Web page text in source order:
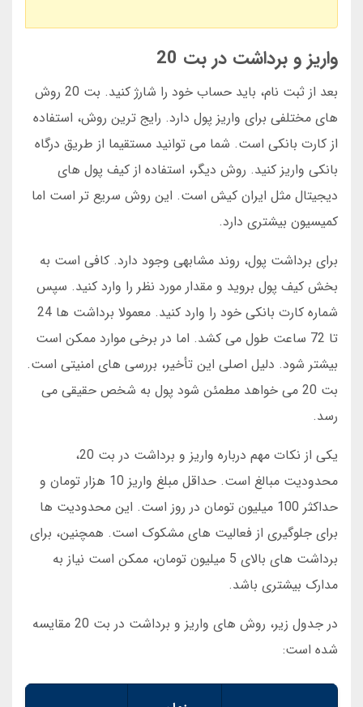
واریز و برداشت در بت 20
بعد از ثبت نام، باید حساب خود را شارژ کنید. بت 20 روش
های مختلفی برای واریز پول دارد. رایج ترین روش، استفاده
از کارت بانکی است. شما می توانید مستقیما از طریق درگاه
بانکی واریز کنید. روش دیگر، استفاده از کیف پول های
دیجیتال مثل ایران کیش است. این روش سریع تر است اما
کمیسیون بیشتری دارد.
برای برداشت پول، روند مشابهی وجود دارد. کافی است به
بخش کیف پول بروید و مقدار مورد نظر را وارد کنید. سپس
شماره کارت بانکی خود را وارد کنید. معمولا برداشت ها 24
تا 72 ساعت طول می کشد. اما در برخی موارد ممکن است
بیشتر شود. دلیل اصلی این تأخیر، بررسی های امنیتی است.
بت 20 می خواهد مطمئن شود پول به شخص حقیقی می
رسد.
یکی از نکات مهم درباره واریز و برداشت در بت 20،
محدودیت مبالغ است. حداقل مبلغ واریز 10 هزار تومان و
حداکثر 100 میلیون تومان در روز است. این محدودیت ها
برای جلوگیری از فعالیت های مشکوک است. همچنین، برای
برداشت های بالای 5 میلیون تومان، ممکن است نیاز به
مدارک بیشتری باشد.
در جدول زیر، روش های واریز و برداشت در بت 20 مقایسه
شده است: